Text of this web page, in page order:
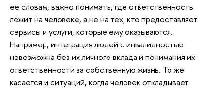
ее словам, важно понимать, где ответственность
лежит на человеке, а не на тех, кто предоставляет
сервисы и услуги, которые ему оказываются.
Например, интеграция людей с инвалидностью
невозможна без их личного вклада и понимания их
ответственности за собственную жизнь. То же
касается и ситуаций, когда человек откладывает